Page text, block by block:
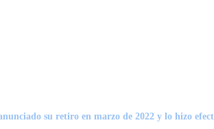
su retiro en marzo de 2022 y lo hizo